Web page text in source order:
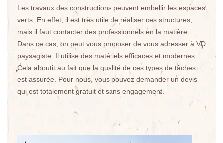
Les travaux des constructions peuvent embellir les espaces
verts. En effet, il est très utile de réaliser ces structures,
mais il faut contacter des professionnels en la matière.
Dans ce cas, on peut vous proposer de vous adresser à VD
paysagiste. Il utilise des matériels efficaces et modernes.
Cela aboutit au fait que la qualité de ces types de tâches
est assurée. Pour nous, vous pouvez demander un devis
qui est totalement gratuit et sans engagement.